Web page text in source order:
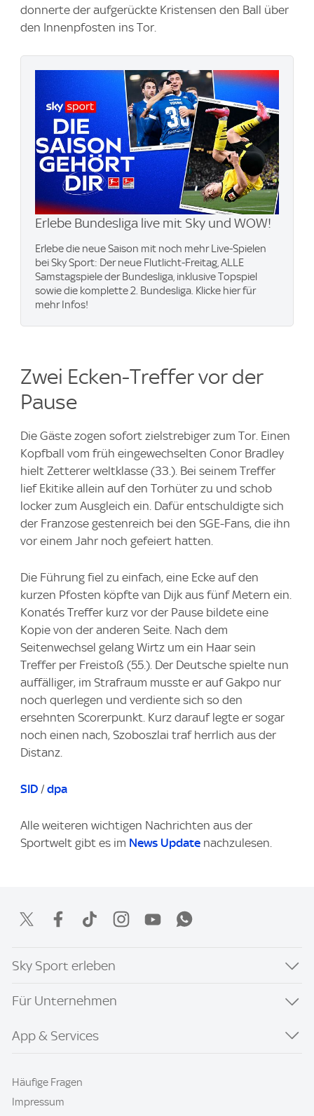
donnerte der aufgerückte Kristensen den Ball über
den Innenpfosten ins Tor.
Erlebe Bundesliga live mit Sky und WOW​!
Erlebe die neue Saison mit noch mehr Live-Spielen
bei Sky Sport: Der neue Flutlicht-Freitag, ALLE
Samstagspiele der Bundesliga, inklusive Topspiel
sowie die komplette 2. Bundesliga. Klicke hier für
mehr Infos!
Zwei Ecken-Treffer vor der
Pause
Die Gäste zogen sofort zielstrebiger zum Tor. Einen
Kopfball vom früh eingewechselten Conor Bradley
hielt Zetterer weltklasse (33.). Bei seinem Treffer
lief Ekitike allein auf den Torhüter zu und schob
locker zum Ausgleich ein. Dafür entschuldigte sich
der Franzose gestenreich bei den SGE-Fans, die ihn
vor einem Jahr noch gefeiert hatten.
Die Führung fiel zu einfach, eine Ecke auf den
kurzen Pfosten köpfte van Dijk aus fünf Metern ein.
Konatés Treffer kurz vor der Pause bildete eine
Kopie von der anderen Seite. Nach dem
Seitenwechsel gelang Wirtz um ein Haar sein
Treffer per Freistoß (55.). Der Deutsche spielte nun
auffälliger, im Strafraum musste er auf Gakpo nur
noch querlegen und verdiente sich so den
ersehnten Scorerpunkt. Kurz darauf legte er sogar
noch einen nach, Szoboszlai traf herrlich aus der
Distanz.
SID / dpa
Alle weiteren wichtigen Nachrichten aus der
Sportwelt gibt es im News Update nachzulesen.
Sky Sport erleben
Für Unternehmen
App & Services
Häufige Fragen
Impressum